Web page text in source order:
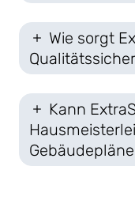
Wie sorgt
Kann